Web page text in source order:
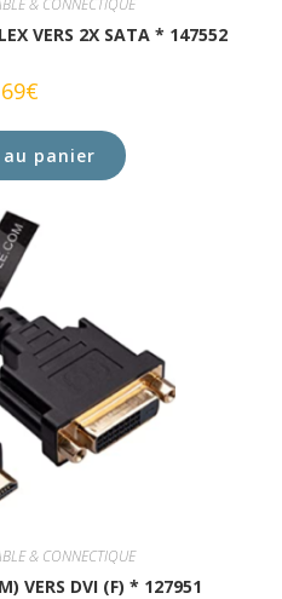
VERS 2X SATA * 147552
€
panier
& CONNECTIQUE
VERS DVI (F) * 127951